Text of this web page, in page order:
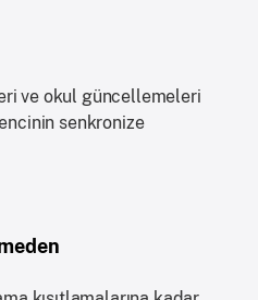
ve okul güncellemeleri
senkronize